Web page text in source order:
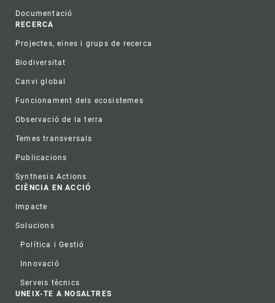
Documentació
RECERCA
Projectes, eines i grups de recerca
Biodiversitat
Canvi global
Funcionament dels ecosistemes
Observació de la terra
Temes transversals
Publicacions
Synthesis Actions
CIÈNCIA EN ACCIÓ
Impacte
Solucions
Política i Gestió
Innovació
Serveis tècnics
UNEIX-TE A NOSALTRES